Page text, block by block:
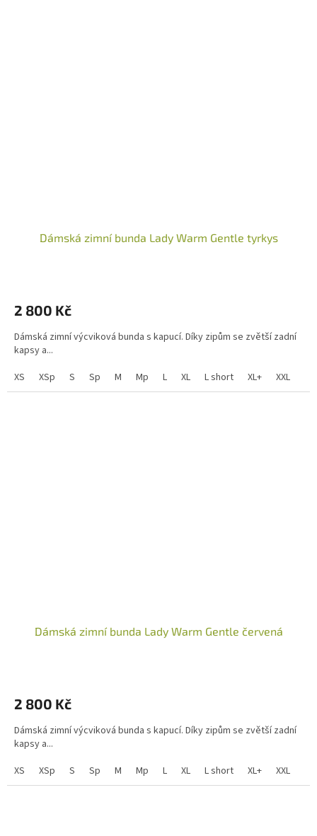
Dámská zimní bunda Lady Warm Gentle tyrkys
2 800 Kč
Dámská zimní výcviková bunda s kapucí. Díky zipům se zvětší zadní
kapsy a...
XS
XSp S Sp M Mp L XL L short XL+ XXL
Dámská zimní bunda Lady Warm Gentle červená
2 800 Kč
Dámská zimní výcviková bunda s kapucí. Díky zipům se zvětší zadní
kapsy a...
XS
XSp S Sp M Mp L XL L short XL+ XXL